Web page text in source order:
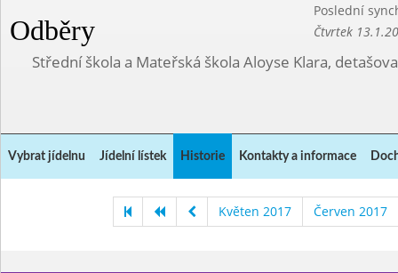
Odběry
Poslední
Čtvrtek
Střední škola a Mateřská škola Aloyse Klara,
Vybrat jídelnu Jídelní lístek Historie Kontakty a informace
Květen 2017 Červen 2017